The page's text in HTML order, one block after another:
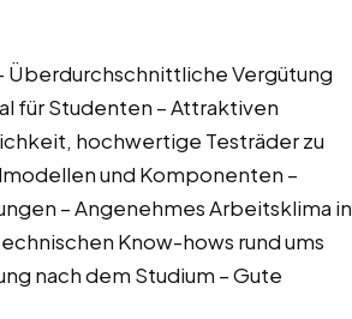
Überdurchschnittliche Vergütung
für Studenten – Attraktiven
hochwertige Testräder zu
und Komponenten –
– Angenehmes Arbeitsklima in
Know-hows rund ums
nach dem Studium – Gute